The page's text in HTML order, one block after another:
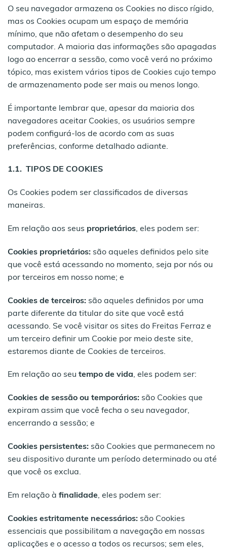
O seu navegador armazena os Cookies no disco rígido,
mas os Cookies ocupam um espaço de memória
mínimo, que não afetam o desempenho do seu
computador. A maioria das informações são apagadas
logo ao encerrar a sessão, como você verá no próximo
tópico, mas existem vários tipos de Cookies cujo tempo
de armazenamento pode ser mais ou menos longo.
É importante lembrar que, apesar da maioria dos
navegadores aceitar Cookies, os usuários sempre
podem configurá-los de acordo com as suas
preferências, conforme detalhado adiante.
1.1. TIPOS DE COOKIES
Os Cookies podem ser classificados de diversas
maneiras.
Em relação aos seus proprietários, eles podem ser:
Cookies proprietários: são aqueles definidos pelo site
que você está acessando no momento, seja por nós ou
por terceiros em nosso nome; e
Cookies de terceiros: são aqueles definidos por uma
parte diferente da titular do site que você está
acessando. Se você visitar os sites do Freitas Ferraz e
um terceiro definir um Cookie por meio deste site,
estaremos diante de Cookies de terceiros.
Em relação ao seu tempo de vida, eles podem ser:
Cookies de sessão ou temporários: são Cookies que
expiram assim que você fecha o seu navegador,
encerrando a sessão; e
Cookies persistentes: são Cookies que permanecem no
seu dispositivo durante um período determinado ou até
que você os exclua.
Em relação à finalidade, eles podem ser:
Cookies estritamente necessários: são Cookies
essenciais que possibilitam a navegação em nossas
aplicações e o acesso a todos os recursos; sem eles,